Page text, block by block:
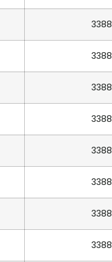
3388
3388
3388
3388
3388
3388
3388
3388